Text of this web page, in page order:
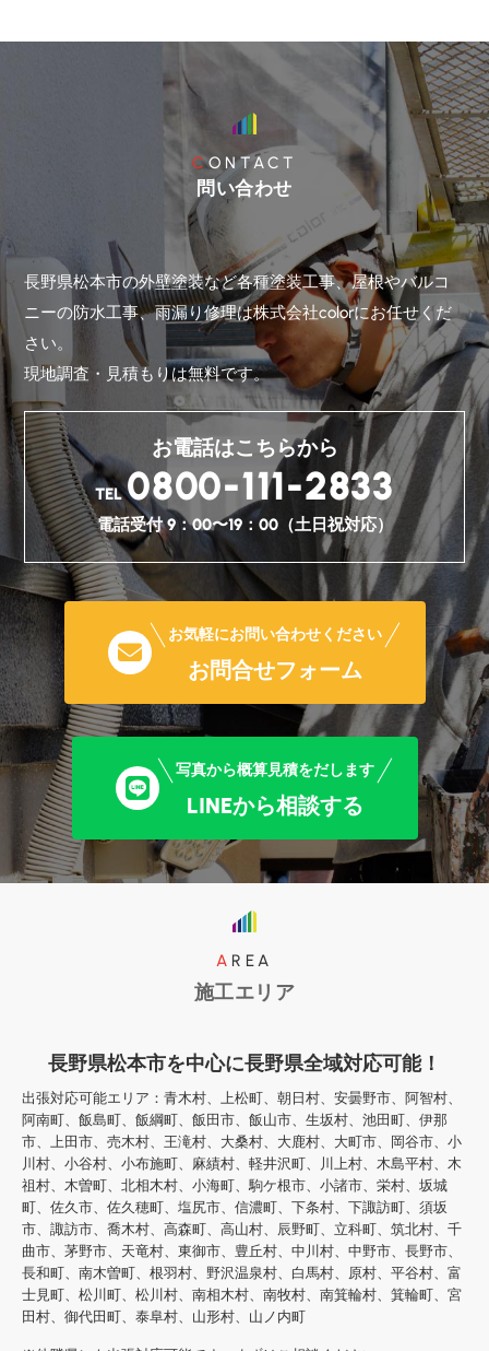
CONTACT
問い合わせ
長野県松本市の外壁塗装など各種塗装工事、屋根やバルコ
ニーの防水工事、雨漏り修理は株式会社colorにお任せくだ
さい。
現地調査・見積もりは無料です。
お電話はこちらから
TEL0800-111-2833
電話受付 9：00〜19：00（土日祝対応）
お気軽にお問い合わせください
お問合せフォーム
写真から概算見積をだします
LINEから相談する
AREA
施工エリア
長野県松本市を中心に長野県全域対応可能！
出張対応可能エリア：青木村、上松町、朝日村、安曇野市、阿智村、
阿南町、飯島町、飯綱町、飯田市、飯山市、生坂村、池田町、伊那
市、上田市、売木村、王滝村、大桑村、大鹿村、大町市、岡谷市、小
川村、小谷村、小布施町、麻績村、軽井沢町、川上村、木島平村、木
祖村、木曽町、北相木村、小海町、駒ケ根市、小諸市、栄村、坂城
町、佐久市、佐久穂町、塩尻市、信濃町、下条村、下諏訪町、須坂
市、諏訪市、喬木村、高森町、高山村、辰野町、立科町、筑北村、千
曲市、茅野市、天竜村、東御市、豊丘村、中川村、中野市、長野市、
長和町、南木曽町、根羽村、野沢温泉村、白馬村、原村、平谷村、富
士見町、松川町、松川村、南相木村、南牧村、南箕輪村、箕輪町、宮
田村、御代田町、泰阜村、山形村、山ノ内町